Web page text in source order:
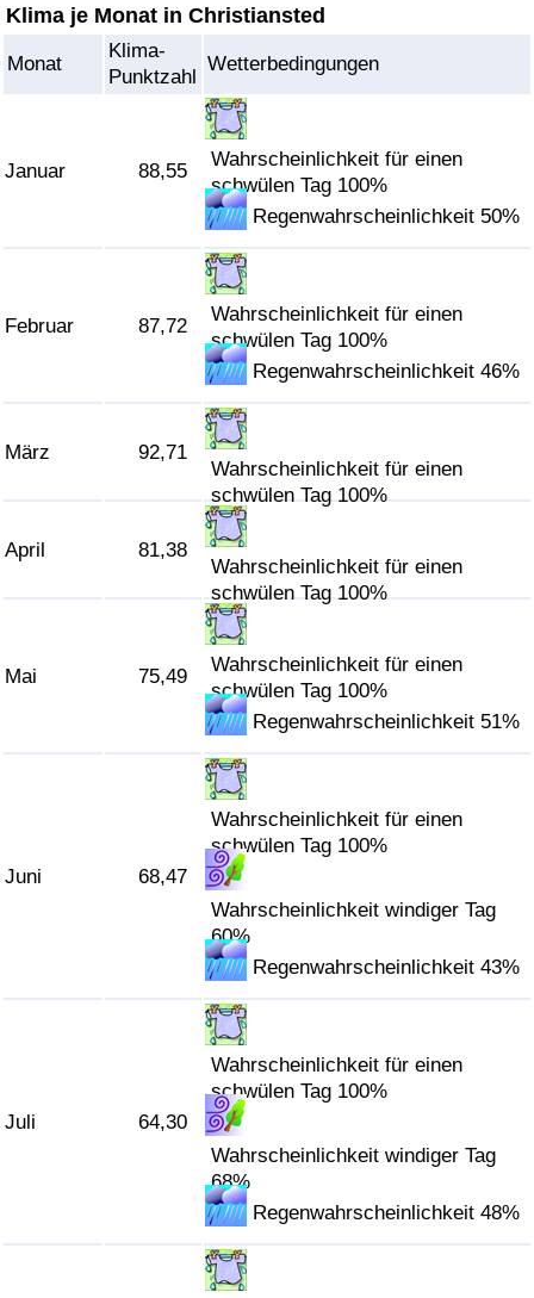
Klima je Monat in Christiansted
Monat
Klima-
Punktzahl
Wetterbedingungen
Januar 88,55
Wahrscheinlichkeit für einen
schwülen Tag 100%
Regenwahrscheinlichkeit 50%
Februar 87,72
Wahrscheinlichkeit für einen
schwülen Tag 100%
Regenwahrscheinlichkeit 46%
März 92,71
Wahrscheinlichkeit für einen
schwülen Tag 100%
April 81,38
Wahrscheinlichkeit für einen
schwülen Tag 100%
Mai 75,49
Wahrscheinlichkeit für einen
schwülen Tag 100%
Regenwahrscheinlichkeit 51%
Juni 68,47
Wahrscheinlichkeit für einen
schwülen Tag 100%
Wahrscheinlichkeit windiger Tag
60%
Regenwahrscheinlichkeit 43%
Juli 64,30
Wahrscheinlichkeit für einen
schwülen Tag 100%
Wahrscheinlichkeit windiger Tag
68%
Regenwahrscheinlichkeit 48%
Gesundheitsversorgungs-Index nach Land
Umweltverschmutzung
Umweltverschmutzungs-Index (aktuell)
Verschmutzungsindex
Umweltverschmutzungs-Index nach Land
Verkehrs-Index
Verkehrs-Index (aktuell)
Verkehrs-Index nach Land